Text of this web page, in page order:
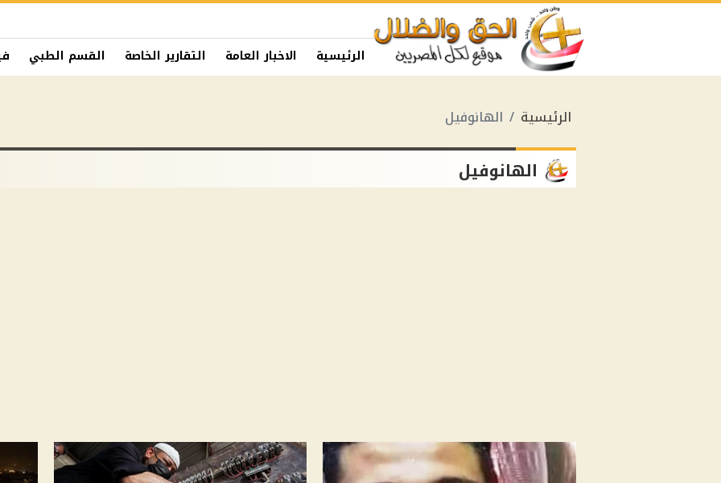
الرئيسية الاخبار العامة التقارير الخاصة القسم الطبي
الرئيسية الهانوفيل
الهانوفيل